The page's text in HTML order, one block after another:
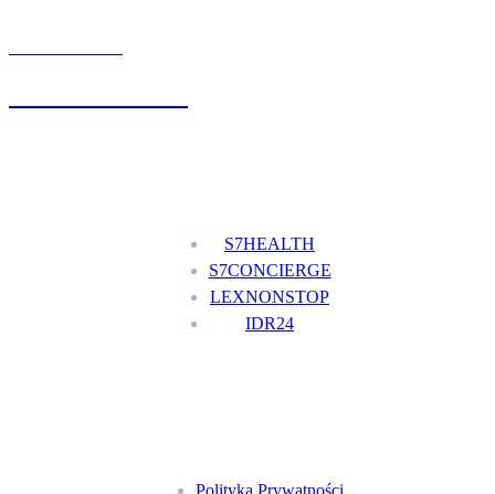
S7HEALTH
S7CONCIERGE
LEXNONSTOP
IDR24
Polityka Prywatności